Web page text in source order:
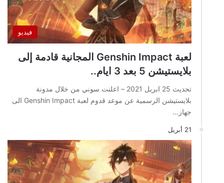
فيديو
لعبة Genshin Impact المجانية قادمة إلى
بلايستيشن 5 بعد 3 ايام..
تحديث 25 ابريل 2021 – اعلنت سوني من خلال مدونة
بلايستيشن الرسمية عن موعد قدوم لعبة Genshin Impact الى
جهاز…
21 أبريل